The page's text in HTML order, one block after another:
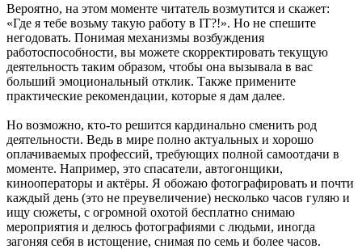
Вероятно, на этом моменте читатель возмутится и скажет:
«Где я тебе возьму такую работу в IT?!». Но не спешите
негодовать. Понимая механизмы возбуждения
работоспособности, вы можете скорректировать текущую
деятельность таким образом, чтобы она вызывала в вас
больший эмоциональный отклик. Также примените
практические рекомендации, которые я дам далее.
Но возможно, кто-то решится кардинально сменить род
деятельности. Ведь в мире полно актуальных и хорошо
оплачиваемых профессий, требующих полной самоотдачи в
моменте. Например, это спасатели, автогонщики,
кинооператоры и актёры. Я обожаю фотографировать и почти
каждый день (это не преувеличение) несколько часов гуляю и
ищу сюжеты, с огромной охотой бесплатно снимаю
мероприятия и делюсь фотографиями с людьми, иногда
загоняя себя в истощение, снимая по семь и более часов.